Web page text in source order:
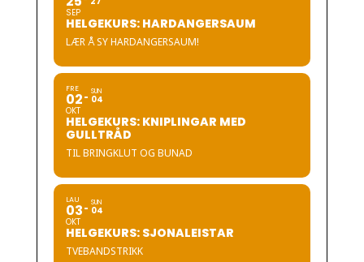
SEP
HELGEKURS: HARDANGERSAUM
LÆR Å SY HARDANGERSAUM!
FRE
02
OKT
SUN
04
HELGEKURS: KNIPLINGAR MED
GULLTRÅD
TIL BRINGKLUT OG BUNAD
LAU
03
OKT
SUN
04
HELGEKURS: SJONALEISTAR
TVEBANDSTRIKK